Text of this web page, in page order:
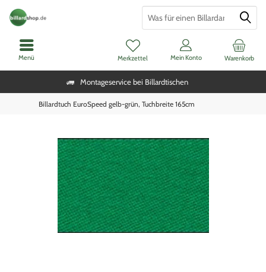
Montageservice bei Billardtischen
Warenkorb
Merkzettel Mein Konto
Menü
Billardtuch EuroSpeed gelb-grün, Tuchbreite 165cm